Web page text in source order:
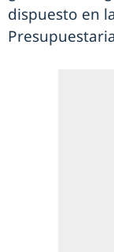
dispuesto en